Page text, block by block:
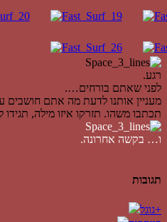
רגע.
לפני שאתם בורחים….
מעניין אותנו לדעת מה אתם חושבים
תכתבו משהו. תזרקו איזו מילה, תגידו
ו… בקשה אחרונה.
גוגל+